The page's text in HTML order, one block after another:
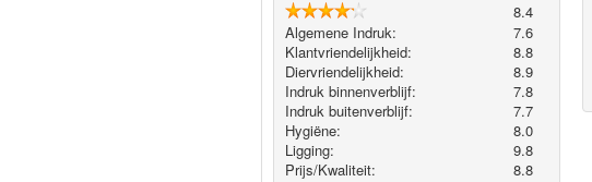
8.4
Algemene Indruk:
7.6
Klantvriendelijkheid:
8.8
Diervriendelijkheid:
8.9
Indruk binnenverblijf:
7.8
Indruk buitenverblijf:
7.7
Hygiëne‎:
8.0
Ligging:
9.8
Prijs/Kwaliteit:
8.8